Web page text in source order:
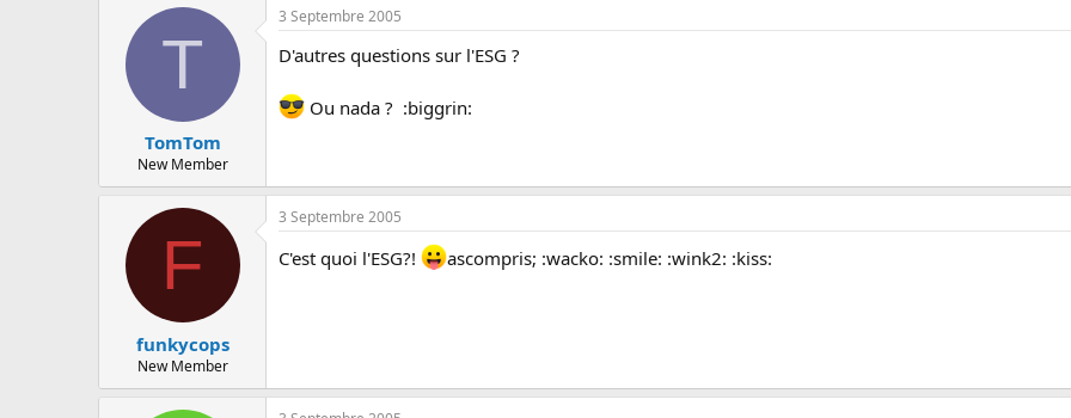
T
TomTom
New Member
3 Septembre 2005
D'autres questions sur l'ESG ?
Ou nada ? :biggrin:
F
funkycops
New Member
3 Septembre 2005
C'est quoi l'ESG?! ascompris; :wacko: :smile: :wink2: :kiss: